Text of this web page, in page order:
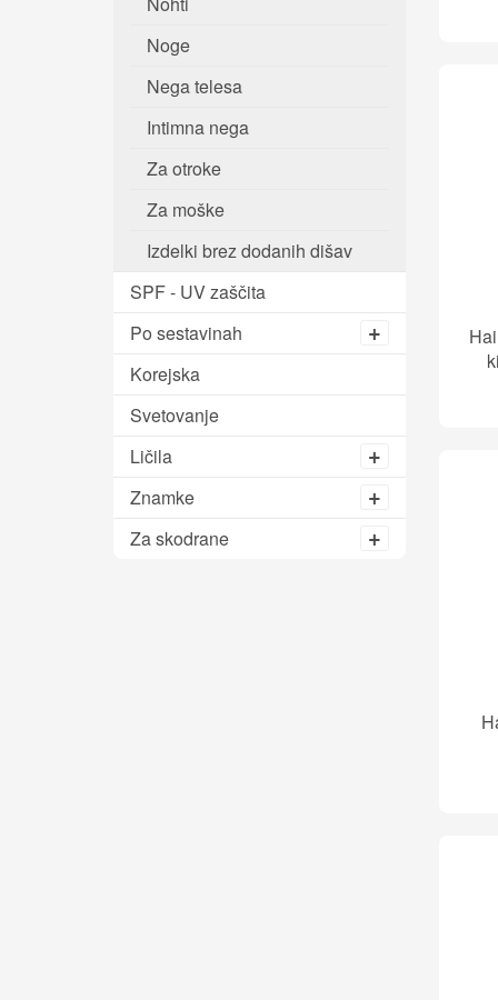
Noge
Nega telesa
Intimna nega
Za otroke
Za moške
Izdelki brez dodanih dišav
SPF - UV zaščita
Po sestavinah
Korejska
Svetovanje
Ličila
Znamke
Za skodrane